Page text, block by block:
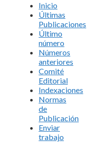
Inicio
Últimas
Publicaciones
Último
número
Números
anteriores
Comité
Editorial
Indexaciones
Normas
de
Publicación
Enviar
trabajo